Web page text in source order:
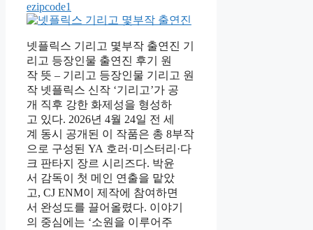
ezipcode1
넷플릭스 기리고 몇부작 출연진 기
리고 등장인물 출연진 후기 원
작 뜻 – 기리고 등장인물 기리고 원
작 넷플릭스 신작 ‘기리고’가 공
개 직후 강한 화제성을 형성하
고 있다. 2026년 4월 24일 전 세
계 동시 공개된 이 작품은 총 8부작
으로 구성된 YA 호러·미스터리·다
크 판타지 장르 시리즈다. 박윤
서 감독이 첫 메인 연출을 맡았
고, CJ ENM이 제작에 참여하면
서 완성도를 끌어올렸다. 이야기
의 중심에는 ‘소원을 이루어주